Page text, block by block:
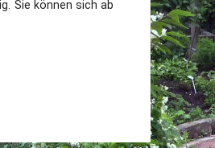
Sie können sich ab